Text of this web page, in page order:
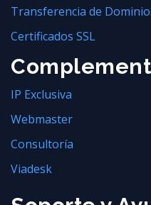
Transferencia de
Certificados SSL
IP Exclusiva
Webmaster
Consultoría
Viadesk